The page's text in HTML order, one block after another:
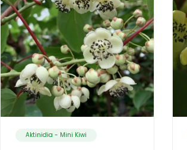
Aktinidia - Mini Kiwi